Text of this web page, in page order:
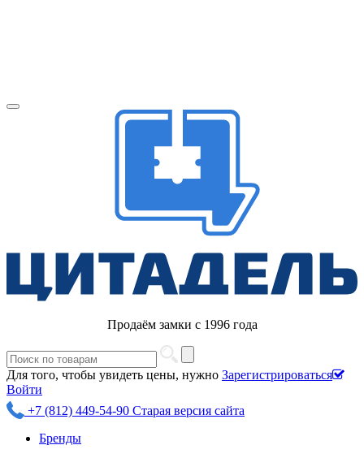
Продаём замки с 1996 года
Для того, чтобы увидеть цены, нужно Зарегистрироваться
Войти
+7 (812) 449-54-90 Старая версия сайта
Бренды